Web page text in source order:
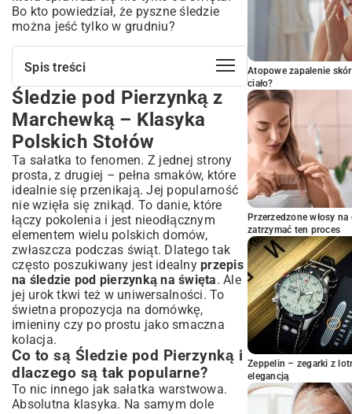
Bo kto powiedział, że pyszne śledzie
można jeść tylko w grudniu?
Spis treści
Śledzie pod Pierzynką z Marchewką –
Klasyka Polskich Stołów
Co to są Śledzie pod Pierzynką i dlaczego
są tak popularne?
Niezbędne Składniki na Idealną
Pierzynkę i Śledzie
Jak wybrać najlepsze filety śledziowe?
Warzywa, Majonez i Dodatki – Kompletna
Lista Zakupów
Krok po Kroku – Przygotowanie Śledzi
pod Pierzynką
Przygotowanie śledzi – moczenie i krojenie
Warstwowe układanie – sekret smaku
Czas leżakowania – dlaczego jest tak
ważny?
Wariacje i Ulepszenia – Odkryj Nowe
Smaki
Śledzie pod pierzynką z dodatkiem jabłka
lub ogórka konserwowego
Śledzie pod Pierzynką z
Marchewką – Klasyka
Polskich Stołów
Ta sałatka to fenomen. Z jednej strony
prosta, z drugiej – pełna smaków, które
idealnie się przenikają. Jej popularność
nie wzięła się znikąd. To danie, które
łączy pokolenia i jest nieodłącznym
elementem wielu polskich domów,
zwłaszcza podczas świąt. Dlatego tak
często poszukiwany jest idealny przepis
na śledzie pod pierzynką na święta. Ale
jej urok tkwi też w uniwersalności. To
świetna propozycja na domówkę,
imieniny czy po prostu jako smaczna
kolacja.
Co to są Śledzie pod Pierzynką i
dlaczego są tak popularne?
To nic innego jak sałatka warstwowa.
Absolutna klasyka. Na samym dole
Atopowe zapalenie
ciało?
Przerzedzone włosy
zatrzymać ten proces
Zeppelin – zegarki z
elegancją